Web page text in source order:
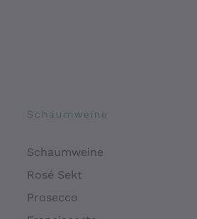
Schaumweine
Schaumweine
Rosé Sekt
Prosecco